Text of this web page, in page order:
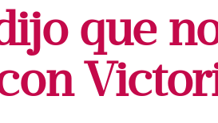
que